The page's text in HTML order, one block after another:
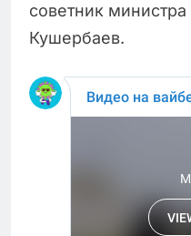
советник министра
Кушербаев.